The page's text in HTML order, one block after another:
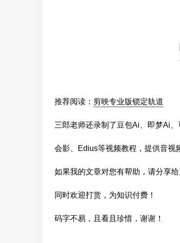
推荐阅读： 剪映专业版锁定轨道
三郎老师还录制了豆包Ai、即梦Ai
会影、Edius等视频教程，提供音视
如果我的文章对您有帮助，请分享
同时欢迎打赏，为知识付费！
码字不易，且看且珍惜，谢谢！